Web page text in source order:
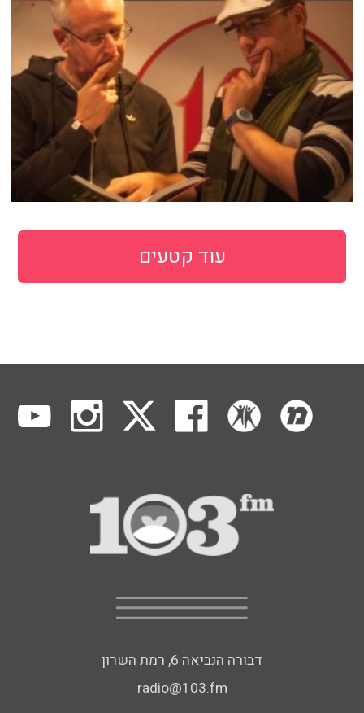
עוד קטעים
דבורה הנביאה 6, רמת השרון
radio@103.fm